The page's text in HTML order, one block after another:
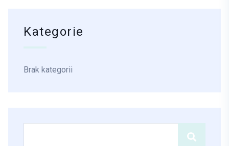
Kategorie
Brak kategorii